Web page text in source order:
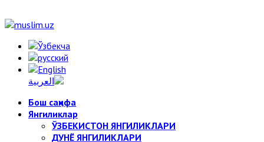
Бош саҳифа
Янгиликлар
ЎЗБЕКИСТОН ЯНГИЛИКЛАРИ
ДУНЁ ЯНГИЛИКЛАРИ